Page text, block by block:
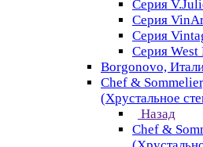
Серия
Серия
Серия
Серия West
Borgonovo,
Chef &
(Хрустальное
Назад
Chef &